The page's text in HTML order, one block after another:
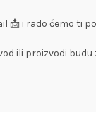
📩 i rado ćemo ti
ili proizvodi